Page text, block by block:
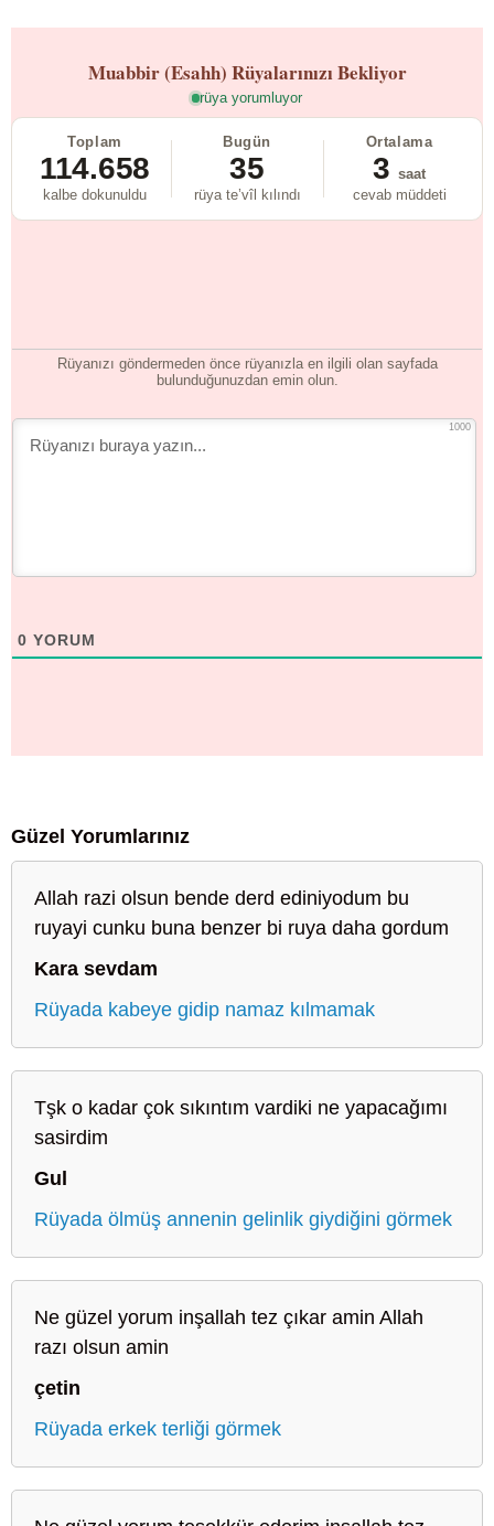
Muabbir (Esahh) Rüyalarınızı Bekliyor
rüya yorumluyor
Toplam
114.658
kalbe dokunuldu
Bugün
35
rüya te’vîl kılındı
Ortalama
3 saat
cevab müddeti
Rüyanızı göndermeden önce rüyanızla en ilgili olan sayfada
bulunduğunuzdan emin olun.
1000
0 YORUM
Güzel Yorumlarınız
Allah razi olsun bende derd ediniyodum bu
ruyayi cunku buna benzer bi ruya daha gordum
Kara sevdam
Rüyada kabeye gidip namaz kılmamak
Tşk o kadar çok sıkıntım vardiki ne yapacağımı
sasirdim
Gul
Rüyada ölmüş annenin gelinlik giydiğini görmek
Ne güzel yorum inşallah tez çıkar amin Allah
razı olsun amin
çetin
Rüyada erkek terliği görmek